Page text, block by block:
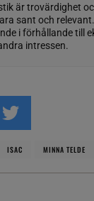
är trovärdighet
sant och
i förhållande till
intressen.
ISAC MINNA TELDE